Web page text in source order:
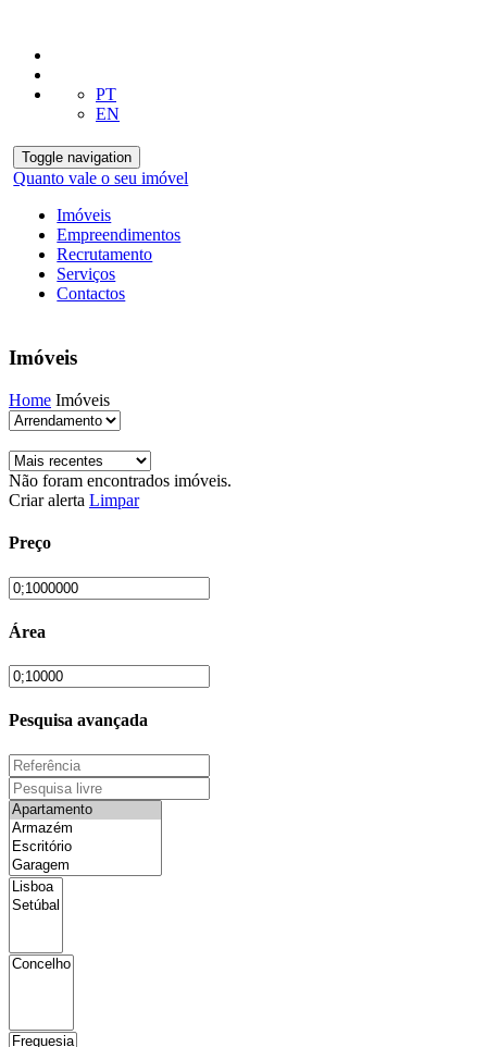
PT
EN
Toggle navigation
Quanto vale o seu imóvel
Imóveis
Empreendimentos
Recrutamento
Serviços
Contactos
Imóveis
Home Imóveis
Não foram encontrados imóveis.
Criar alerta Limpar
Preço
Área
Pesquisa avançada